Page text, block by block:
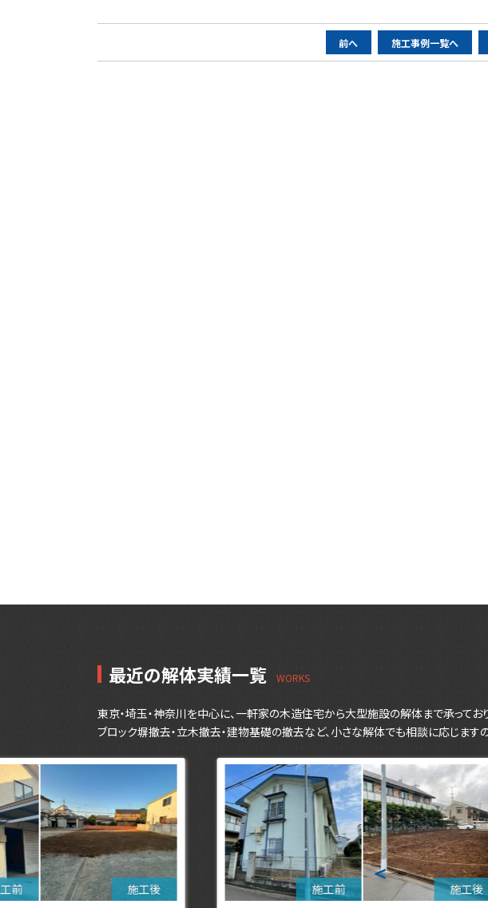
ー
前へ 施工事例一覧へ
最近の解体実績一覧
東京・埼玉・神奈川を中心に、一軒家の木造住宅から大型施設の解体まで承っており
ブロック塀撤去・立木撤去・建物基礎の撤去など、小さな解体でも相談に応じます
＜